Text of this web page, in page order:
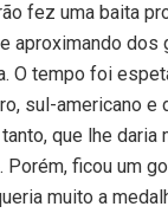
fez uma baita
aproximando dos
O tempo foi
sul-americano e
que lhe daria
Porém, ficou um
muito a